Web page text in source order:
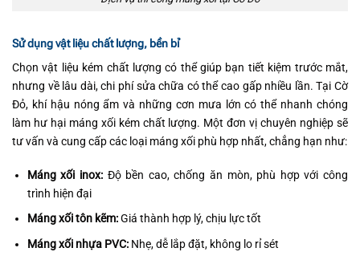
Sử dụng vật liệu chất lượng, bền bỉ
Chọn vật liệu kém chất lượng có thể giúp bạn tiết kiệm trước mắt,
nhưng về lâu dài, chi phí sửa chữa có thể cao gấp nhiều lần. Tại Cờ
Đỏ, khí hậu nóng ẩm và những cơn mưa lớn có thể nhanh chóng
làm hư hại máng xối kém chất lượng. Một đơn vị chuyên nghiệp sẽ
tư vấn và cung cấp các loại máng xối phù hợp nhất, chẳng hạn như:
Máng xối inox: Độ bền cao, chống ăn mòn, phù hợp với công
trình hiện đại
Máng xối tôn kẽm:Giá thành hợp lý, chịu lực tốt
Máng xối nhựa PVC: Nhẹ, dễ lắp đặt, không lo rỉ sét